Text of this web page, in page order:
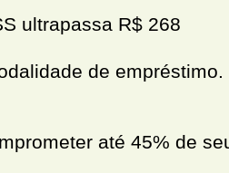
ultrapassa R$ 268
de empréstimo.
até 45% de